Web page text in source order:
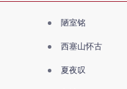
陋室铭
西塞山怀古
夏夜叹